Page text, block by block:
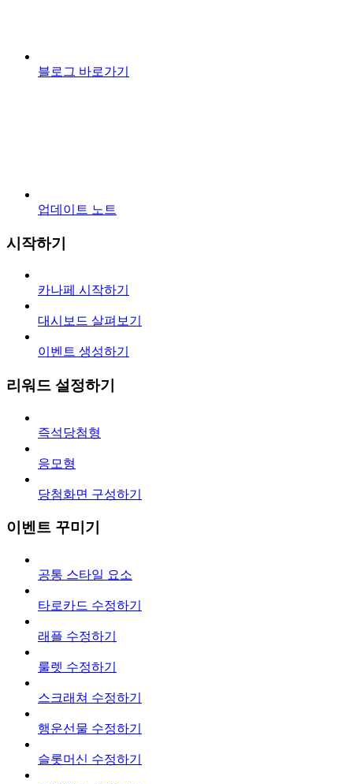
블로그 바로가기
업데이트 노트
시작하기
카나페 시작하기
대시보드 살펴보기
이벤트 생성하기
리워드 설정하기
즉석당첨형
응모형
당첨화면 구성하기
이벤트 꾸미기
공통 스타일 요소
타로카드 수정하기
래플 수정하기
룰렛 수정하기
스크래쳐 수정하기
행운선물 수정하기
슬롯머신 수정하기